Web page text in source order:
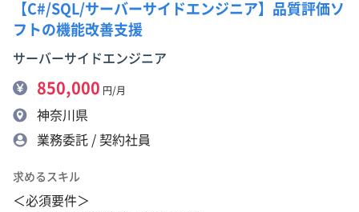
【C#/SQL/サーバーサイドエンジニア】品質評価ソ
フトの機能改善支援
サーバーサイドエンジニア
850,000 円/月
神奈川県
業務委託 / 契約社員
求めるスキル
＜必須要件＞